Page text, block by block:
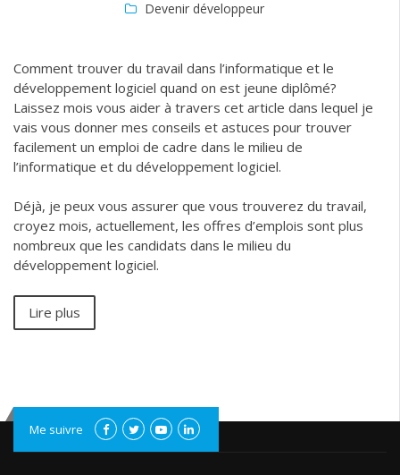
Devenir développeur
Comment trouver du travail dans l’informatique et le
développement logiciel quand on est jeune diplômé?
Laissez mois vous aider à travers cet article dans lequel je
vais vous donner mes conseils et astuces pour trouver
facilement un emploi de cadre dans le milieu de
l’informatique et du développement logiciel.
Déjà, je peux vous assurer que vous trouverez du travail,
croyez mois, actuellement, les offres d’emplois sont plus
nombreux que les candidats dans le milieu du
développement logiciel.
Lire plus
Me suivre